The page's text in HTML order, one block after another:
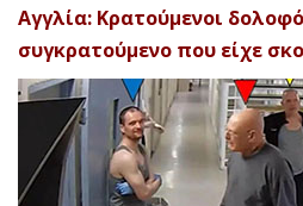
Αγγλία: Κρατούμενοι
συγκρατούμενο που είχε